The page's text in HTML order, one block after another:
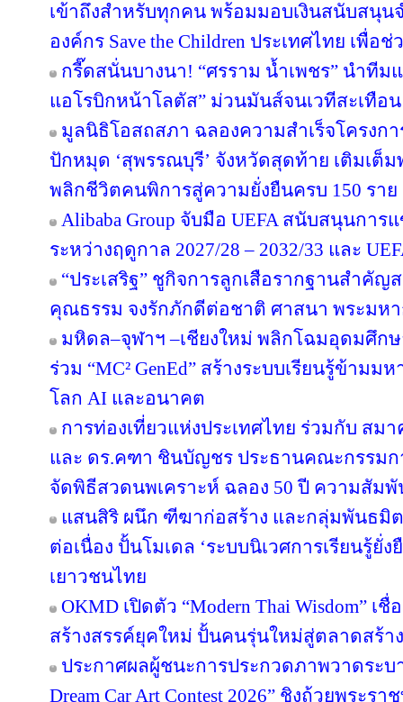
เข้าถึงสำหรับทุกคน พร้อมมอบเงินสนับสนุน
องค์กร Save the Children ประเทศไทย เพื่อ
กรี๊ดสนั่นบางนา! “ศรราม น้ำเพชร” นำทีม
แอโรบิกหน้าโลตัส” ม่วนมันส์จนเวทีสะเทือน
มูลนิธิโอสถสภา ฉลองความสำเร็จโครงก
ปักหมุด ‘สุพรรณบุรี’ จังหวัดสุดท้าย เติมเต็
พลิกชีวิตคนพิการสู่ความยั่งยืนครบ 150 ราย
Alibaba Group จับมือ UEFA สนับสนุนกา
ระหว่างฤดูกาล 2027/28 – 2032/33 และ
“ประเสริฐ” ชูกิจการลูกเสือรากฐานสำคัญ
คุณธรรม จงรักภักดีต่อชาติ ศาสนา พระมห
มหิดล–จุฬาฯ –เชียงใหม่ พลิกโฉมอุดมศึก
ร่วม “MC² GenEd” สร้างระบบเรียนรู้ข้าม
โลก AI และอนาคต
การท่องเที่ยวแห่งประเทศไทย ร่วมกับ สม
และ ดร.คฑา ชินบัญชร ประธานคณะกรรมก
จัดพิธีสวดนพเคราะห์ ฉลอง 50 ปี ความสัม
แสนสิริ ผนึก ฑีฆาก่อสร้าง และกลุ่มพันธมิ
ต่อเนื่อง ปั้นโมเดล ‘ระบบนิเวศการเรียนรู้
เยาวชนไทย
OKMD เปิดตัว “Modern Thai Wisdom”
สร้างสรรค์ยุคใหม่ ปั้นคนรุ่นใหม่สู่ตลาดสร้า
ประกาศผลผู้ชนะการประกวดภาพวาดระบ
Dream Car Art Contest 2026” ชิงถ้วยพระ